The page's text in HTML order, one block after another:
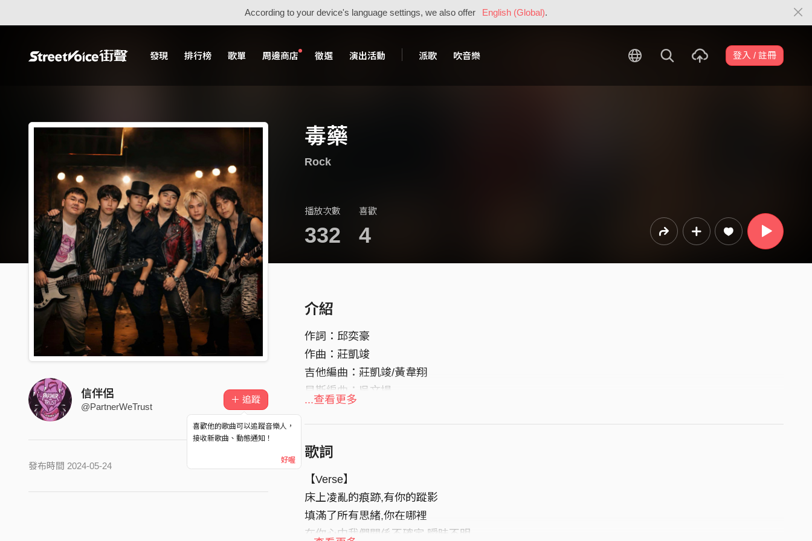
According to your device's language settings, we also offer English (Global).
發現 排行榜 歌單 周邊商店 徵選 演出活動 派歌 吹音樂 登入 / 註冊
毒藥
Rock
播放次數
332
喜歡
4
信伴侶
@PartnerWeTrust
＋ 追蹤
喜歡他的歌曲可以追蹤音樂人，
接收新歌曲、動態通知！
好喔
發布時間 2024-05-24
介紹
作詞：邱奕豪
作曲：莊凱竣
吉他編曲：莊凱竣/黃韋翔
貝斯編曲：吳文揚
鍵盤編曲：劉醇韓
鼓編曲：黃柏文
Recording Studio :搖滾狂熱音樂娛樂Rockmania
...查看更多
歌詞
【Verse】
床上凌亂的痕跡,有你的蹤影
填滿了所有思緒,你在哪裡
在你心中我們關係不確定,曖昧不明